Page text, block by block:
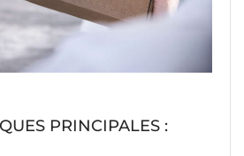
PRINCIPALES :